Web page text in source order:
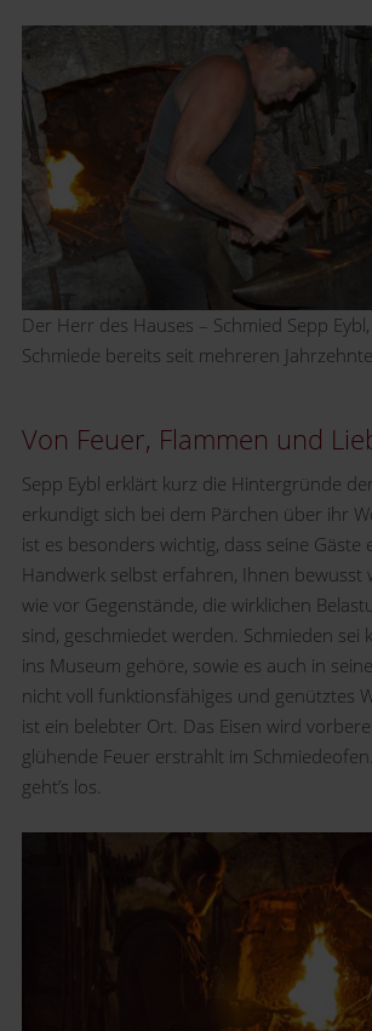
Der Herr des Hauses – Schmied Sepp
Schmiede bereits seit mehreren
Von Feuer, Flammen und
Sepp Eybl erklärt kurz die Hintergründe
erkundigt sich bei dem Pärchen über ihr
ist es besonders wichtig, dass seine Gäste
Handwerk selbst erfahren, Ihnen bewusst
wie vor Gegenstände, die wirklichen
sind, geschmiedet werden. Schmieden sei
ins Museum gehöre, sowie es auch in
nicht voll funktionsfähiges und genütztes
ist ein belebter Ort. Das Eisen wird
glühende Feuer erstrahlt im
geht’s los.